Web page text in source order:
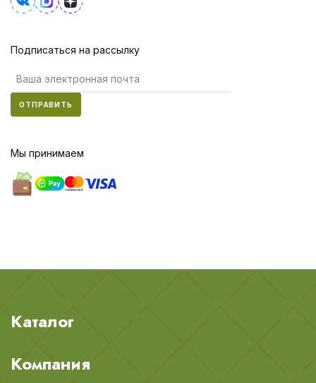
Подписаться на рассылку
ОТПРАВИТЬ
Мы принимаем
Каталог
Компания